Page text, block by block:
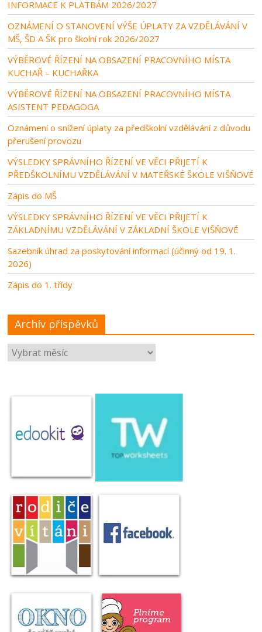
INFORMACE K PLATBÁM 2026/2027
OZNÁMENÍ O STANOVENÍ VÝŠE ÚPLATY ZA VZDĚLÁVÁNÍ V
MŠ, ŠD A ŠK pro školní rok 2026/2027
VÝBĚROVÉ ŘÍZENÍ NA OBSAZENÍ PRACOVNÍHO MÍSTA
KUCHAŘ – KUCHAŘKA
VÝBĚROVÉ ŘÍZENÍ NA OBSAZENÍ PRACOVNÍHO MÍSTA
ASISTENT PEDAGOGA
Oznámení o snížení úplaty za předškolní vzdělávání z důvodu
přerušení provozu
VÝSLEDKY SPRÁVNÍHO ŘÍZENÍ VE VĚCI PŘIJETÍ K
PŘEDŠKOLNÍMU VZDĚLÁVÁNÍ V MATEŘSKÉ ŠKOLE VIŠŇOVÉ
Zápis do MŠ
VÝSLEDKY SPRÁVNÍHO ŘÍZENÍ VE VĚCI PŘIJETÍ K
ZÁKLADNÍMU VZDĚLÁVÁNÍ V ZÁKLADNÍ ŠKOLE VIŠŇOVÉ
Sazebník úhrad za poskytování informací (účinný od 19. 1.
2026)
Zápis do 1. třídy
Archív příspěvků